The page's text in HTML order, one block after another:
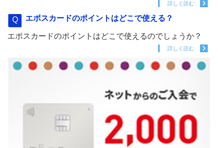
詳しく読む
エポスカードのポイントはどこで使える？
エポスカードのポイントはどこで使えるのでしょうか？
詳しく読む